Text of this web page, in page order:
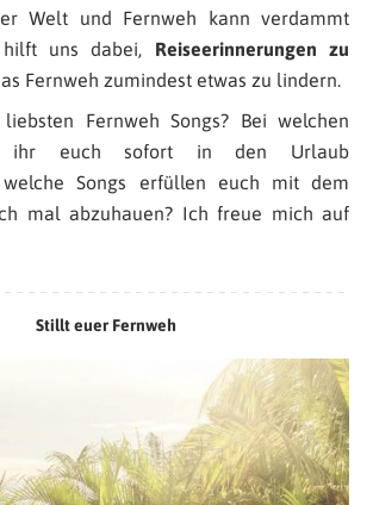
Welt und Fernweh kann verdammt
uns dabei, Reiseerinnerungen zu
Fernweh zumindest etwas zu lindern.
Fernweh Songs? Bei welchen
ihr euch sofort in den Urlaub
welche Songs erfüllen euch mit dem
mal abzuhauen? Ich freue mich auf
Stillt euer Fernweh